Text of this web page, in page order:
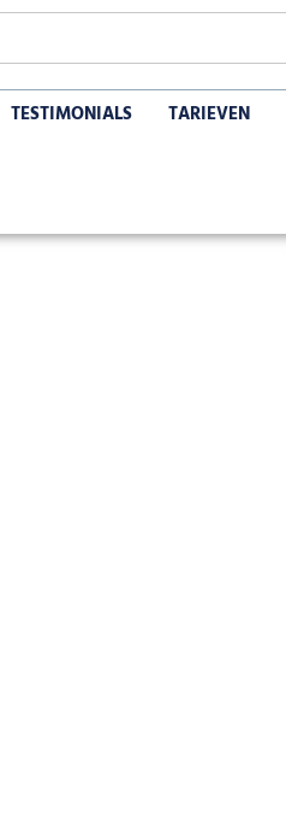
TESTIMONIALS TARIEVEN